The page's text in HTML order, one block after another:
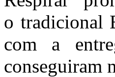
o tradicional
com a
conseguiram